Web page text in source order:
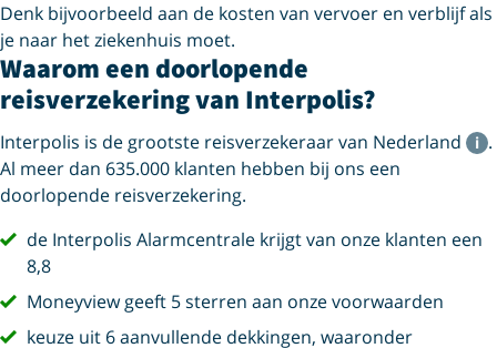
Denk bijvoorbeeld aan de kosten van vervoer en verblijf als
je naar het ziekenhuis moet.
Waarom een doorlopende
reisverzekering van Interpolis?
Interpolis is de grootste reisverzekeraar van Nederland
.
Al meer dan 635.000 klanten hebben bij ons een
doorlopende reisverzekering.
vink
de Interpolis Alarmcentrale krijgt van onze klanten een
8,8
vink
Moneyview geeft 5 sterren aan onze voorwaarden
vink
keuze uit 6 aanvullende dekkingen, waaronder